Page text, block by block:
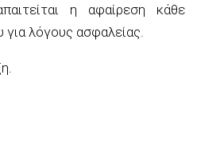
η αφαίρεση κάθε
για λόγους ασφαλείας.